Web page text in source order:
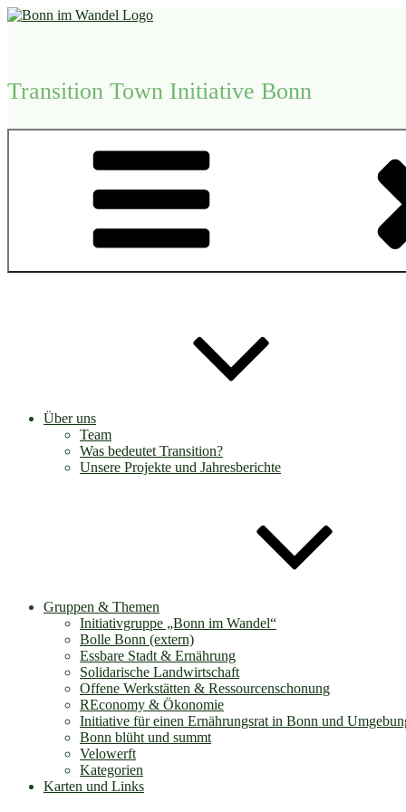
Zum
Transition Town Initiative Bonn
Über uns
Team
Was bedeutet Transition?
Unsere Projekte und Jahresberichte
Gruppen & Themen
Initiativgruppe „Bonn im Wandel“
Bolle Bonn (extern)
Essbare Stadt & Ernährung
Solidarische Landwirtschaft
Offene Werkstätten & Ressourcenschonung
REconomy & Ökonomie
Initiative für einen Ernährungsrat in Bonn und
Bonn blüht und summt
Velowerft
Kategorien
Karten und Links